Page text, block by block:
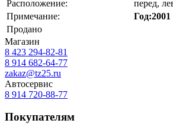
Расположение:
перед,
Примечание:
Год:2001
Продано
Магазин
8 423 294-82-81
8 914 682-64-77
zakaz@tz25.ru
Автосервис
8 914 720-88-77
Покупателям